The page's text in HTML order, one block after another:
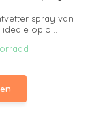
spray van
oplo...